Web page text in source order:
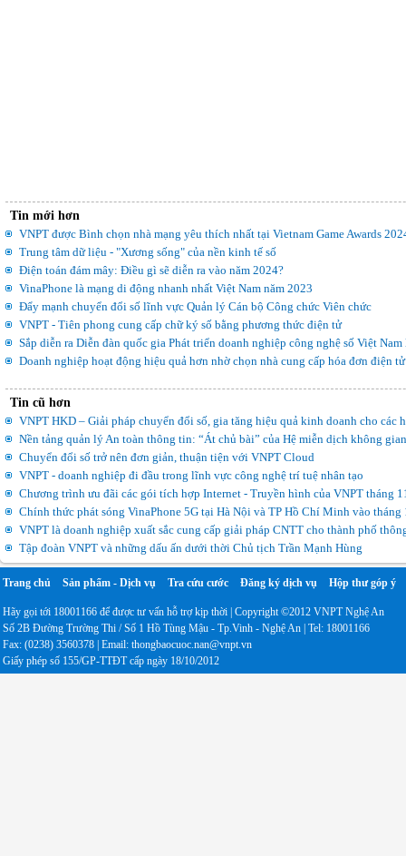
Tin mới hơn
VNPT được Bình chọn nhà mạng yêu thích nhất tại Vietnam Game Awards
Trung tâm dữ liệu - "Xương sống" của nền kinh tế số
Điện toán đám mây: Điều gì sẽ diễn ra vào năm 2024?
VinaPhone là mạng di động nhanh nhất Việt Nam năm 2023
Đẩy mạnh chuyển đổi số lĩnh vực Quản lý Cán bộ Công chức Viên chức
VNPT - Tiên phong cung cấp chữ ký số bằng phương thức điện tử
Sắp diễn ra Diễn đàn quốc gia Phát triển doanh nghiệp công nghệ số Việt
Doanh nghiệp hoạt động hiệu quả hơn nhờ chọn nhà cung cấp hóa đơn điện
Tin cũ hơn
VNPT HKD – Giải pháp chuyển đổi số, gia tăng hiệu quả kinh doanh cho các
Nền tảng quản lý An toàn thông tin: “Át chủ bài” của Hệ miễn dịch không
Chuyển đổi số trở nên đơn giản, thuận tiện với VNPT Cloud
VNPT - doanh nghiệp đi đầu trong lĩnh vực công nghệ trí tuệ nhân tạo
Chương trình ưu đãi các gói tích hợp Internet - Truyền hình của VNPT tháng
Chính thức phát sóng VinaPhone 5G tại Hà Nội và TP Hồ Chí Minh vào tháng
VNPT là doanh nghiệp xuất sắc cung cấp giải pháp CNTT cho thành phố
Tập đoàn VNPT và những dấu ấn dưới thời Chủ tịch Trần Mạnh Hùng
Trang chủ Sản phẩm - Dịch vụ Tra cứu cước Đăng ký dịch vụ Hộp thư góp ý
Hãy gọi tới 18001166 để được tư vấn hỗ trợ kịp thời | Copyright ©2012 VNPT Nghệ An
Số 2B Đường Trường Thi / Số 1 Hồ Tùng Mậu - Tp.Vinh - Nghệ An | Tel: 18001166
Fax: (0238) 3560378 | Email: thongbaocuoc.nan@vnpt.vn
Giấy phép số 155/GP-TTĐT cấp ngày 18/10/2012